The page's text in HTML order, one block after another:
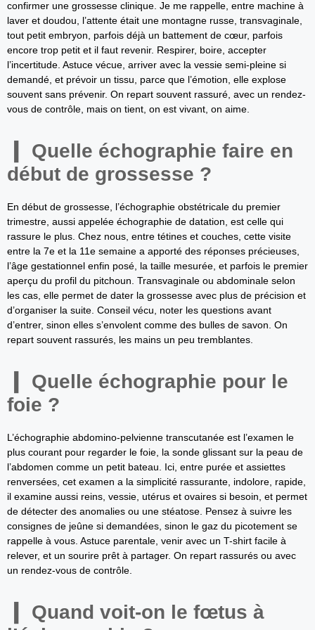
confirmer une grossesse clinique. Je me rappelle, entre machine à
laver et doudou, l’attente était une montagne russe, transvaginale,
tout petit embryon, parfois déjà un battement de cœur, parfois
encore trop petit et il faut revenir. Respirer, boire, accepter
l’incertitude. Astuce vécue, arriver avec la vessie semi-pleine si
demandé, et prévoir un tissu, parce que l’émotion, elle explose
souvent sans prévenir. On repart souvent rassuré, avec un rendez-
vous de contrôle, mais on tient, on est vivant, on aime.
Quelle échographie faire en
début de grossesse ?
En début de grossesse, l’échographie obstétricale du premier
trimestre, aussi appelée échographie de datation, est celle qui
rassure le plus. Chez nous, entre tétines et couches, cette visite
entre la 7e et la 11e semaine a apporté des réponses précieuses,
l’âge gestationnel enfin posé, la taille mesurée, et parfois le premier
aperçu du profil du pitchoun. Transvaginale ou abdominale selon
les cas, elle permet de dater la grossesse avec plus de précision et
d’organiser la suite. Conseil vécu, noter les questions avant
d’entrer, sinon elles s’envolent comme des bulles de savon. On
repart souvent rassurés, les mains un peu tremblantes.
Quelle échographie pour le
foie ?
L’échographie abdomino-pelvienne transcutanée est l’examen le
plus courant pour regarder le foie, la sonde glissant sur la peau de
l’abdomen comme un petit bateau. Ici, entre purée et assiettes
renversées, cet examen a la simplicité rassurante, indolore, rapide,
il examine aussi reins, vessie, utérus et ovaires si besoin, et permet
de détecter des anomalies ou une stéatose. Pensez à suivre les
consignes de jeûne si demandées, sinon le gaz du picotement se
rappelle à vous. Astuce parentale, venir avec un T-shirt facile à
relever, et un sourire prêt à partager. On repart rassurés ou avec
un rendez-vous de contrôle.
Quand voit-on le fœtus à